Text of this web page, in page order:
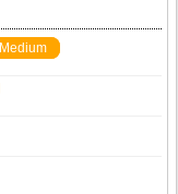
Medium